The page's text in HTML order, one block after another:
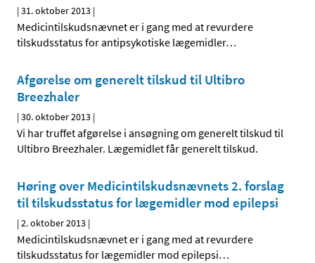
|31. oktober 2013 |
Medicintilskudsnævnet er i gang med at revurdere
tilskudsstatus for antipsykotiske lægemidler…
Afgørelse om generelt tilskud til Ultibro
Breezhaler
|30. oktober 2013 |
Vi har truffet afgørelse i ansøgning om generelt tilskud til
Ultibro Breezhaler. Lægemidlet får generelt tilskud.
Høring over Medicintilskuds­nævnets 2. forslag
til tilskudsstatus for lægemidler mod epilepsi
|2. oktober 2013 |
Medicintilskudsnævnet er i gang med at revurdere
tilskudsstatus for lægemidler mod epilepsi…